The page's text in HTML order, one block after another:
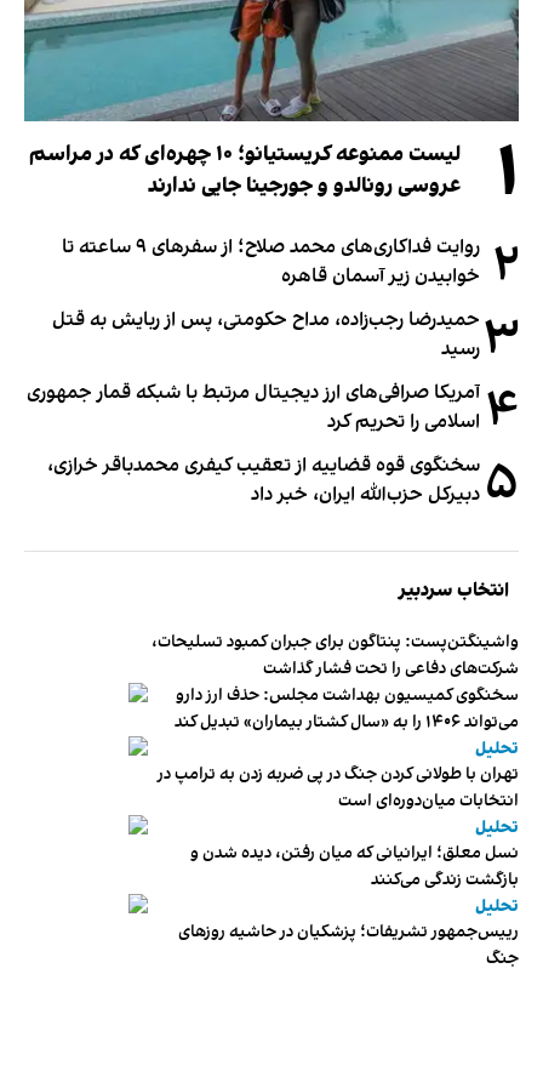
۱
لیست ممنوعه کریستیانو؛ ۱۰ چهره‌ای که در مراسم
عروسی رونالدو و جورجینا جایی ندارند
۲
روایت فداکاری‌های محمد صلاح؛ از سفرهای ۹ ساعته تا
خوابیدن زیر آسمان قاهره
۳ حمیدرضا رجب‌زاده، مداح حکومتی، پس از ربایش به قتل
رسید
۴ آمریکا صرافی‌های ارز دیجیتال مرتبط با شبکه قمار جمهوری
اسلامی را تحریم کرد
۵ سخنگوی قوه قضاییه از تعقیب کیفری محمدباقر خرازی،
دبیر‌کل حزب‌الله ایران، خبر داد
انتخاب سردبیر
واشینگتن‌پست: پنتاگون برای جبران کمبود تسلیحات،
شرکت‌های دفاعی را تحت فشار گذاشت
سخنگوی کمیسیون بهداشت مجلس: حذف ارز دارو
می‌تواند ۱۴۰۶ را به «سال کشتار بیماران» تبدیل کند
تحلیل
تهران با طولانی کردن جنگ در پی ضربه زدن به ترامپ در
انتخابات میان‌دوره‌ای است
تحلیل
نسل معلق؛ ایرانیانی که میان رفتن، دیده شدن و
بازگشت زندگی می‌کنند
تحلیل
رییس‌جمهور تشریفات؛ پزشکیان در حاشیه روزهای
جنگ